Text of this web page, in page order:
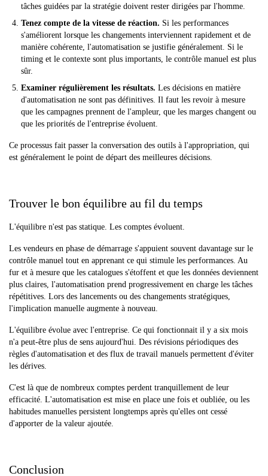
tâches guidées par la stratégie doivent rester dirigées par l'homme.
Tenez compte de la vitesse de réaction. Si les performances
s'améliorent lorsque les changements interviennent rapidement et de
manière cohérente, l'automatisation se justifie généralement. Si le
timing et le contexte sont plus importants, le contrôle manuel est plus
sûr.
Examiner régulièrement les résultats. Les décisions en matière
d'automatisation ne sont pas définitives. Il faut les revoir à mesure
que les campagnes prennent de l'ampleur, que les marges changent ou
que les priorités de l'entreprise évoluent.
Ce processus fait passer la conversation des outils à l'appropriation, qui
est généralement le point de départ des meilleures décisions.
Trouver le bon équilibre au fil du temps
L'équilibre n'est pas statique. Les comptes évoluent.
Les vendeurs en phase de démarrage s'appuient souvent davantage sur le
contrôle manuel tout en apprenant ce qui stimule les performances. Au
fur et à mesure que les catalogues s'étoffent et que les données deviennent
plus claires, l'automatisation prend progressivement en charge les tâches
répétitives. Lors des lancements ou des changements stratégiques,
l'implication manuelle augmente à nouveau.
L'équilibre évolue avec l'entreprise. Ce qui fonctionnait il y a six mois
n'a peut-être plus de sens aujourd'hui. Des révisions périodiques des
règles d'automatisation et des flux de travail manuels permettent d'éviter
les dérives.
C'est là que de nombreux comptes perdent tranquillement de leur
efficacité. L'automatisation est mise en place une fois et oubliée, ou les
habitudes manuelles persistent longtemps après qu'elles ont cessé
d'apporter de la valeur ajoutée.
Conclusion